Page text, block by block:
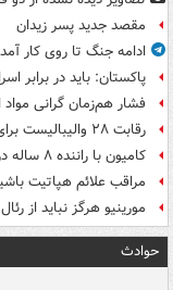
مقصد جدید پسر زیدان
ادامه جنگ تا روی کار
پاکستان: باید در برابر
فشار هم‌زمان گرانی مواد
رقابت ۲۸ والیبالیست برای حضور در فهرست نهایی تیم ملی
کامیون با راننده ۸ ساله در اصفهان توقیف شد
مراقب علائم هپاتیت
مورینیو هرگز نباید از
حوادث